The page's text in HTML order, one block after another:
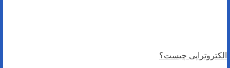
الکتروتراپی چیست؟